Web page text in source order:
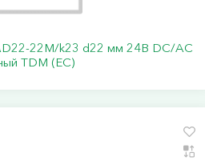
22M/k23 d22 мм 24В DC/AC
TDM (ЕС)